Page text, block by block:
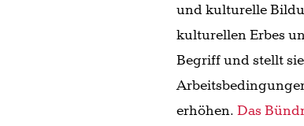
und kulturelle
kulturellen Erbes
Begriff und stellt
erhöhen.Das